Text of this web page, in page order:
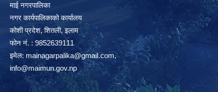
माई नगरपालिका
नगर कार्यपालिकाको कार्यालय
कोशी प्रदेश, शितली, इलाम
फोन नं. : 9852639111
इमेल:mainagarpalika@gmail.com,
info@maimun.gov.np